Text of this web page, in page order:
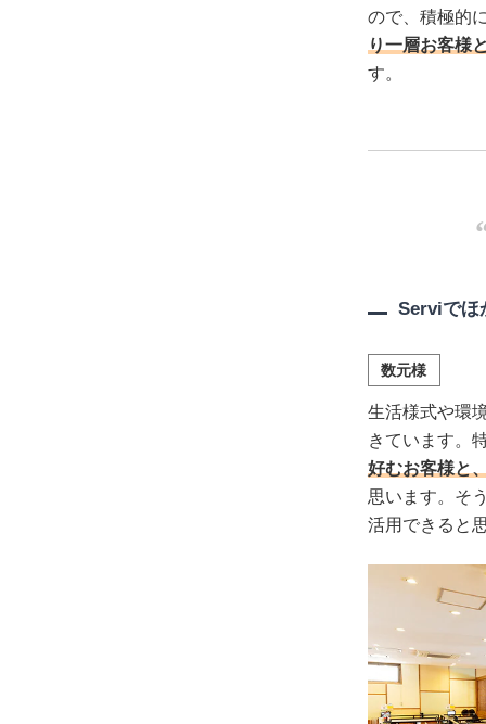
ので、積極的
り一層お客様
す。
Serviでほ
数元様
生活様式や環
きています。
好むお客様と
思います。そ
活用できると